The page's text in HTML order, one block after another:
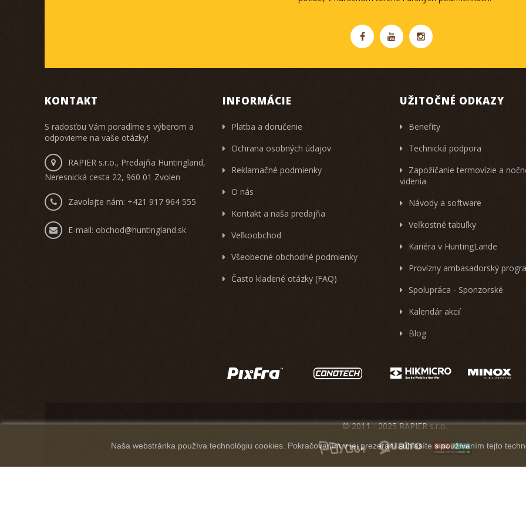
KONTAKT
S radosťou Vám poradíme s výberom a
odpovieme na vaše otázky!
RAPIER s.r.o., Predajňa Huntingland,
Neresnická cesta 22, 960 01 Zvolen
Zavolajte nám: +421 917 964 555
E-mail: obchod@huntingland.sk
INFORMÁCIE
Platba a doručenie
Ochrana osobných údajov
Reklamačné podmienky
O nás
Kontakt a naša predajňa
Veľkoobchod
Všeobecné obchodné podmienky
Často kladené otázky (FAQ)
UŽITOČNÉ ODKAZY
Benefity
Technická podpora
Zapožičanie termovízie a
videnia
Návody a software
Veľkostné tabuľky
Kariéra v HuntingLande
Provízny ambasadorský
Spolupráca - Sponzorské
Kalendár akcií
Blog
Naša webstránka používa technológiu cookies. Pokračovaním v jej prezeraní súhlasíte s používaním tejto
© 2011 - 2025 RAPIER s.r.o.